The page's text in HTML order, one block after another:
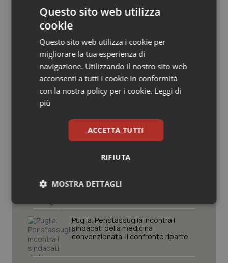
Salute orale & impianti
Sangue & coagulazione
Tiroide
Tumore al seno
Tumore ovarico
Tumori del Polmone & Testa Collo
Vaccini
Potrebbe interessarti in
Governo e Parlamento
al numero 1500 dal 22 giugno.
Proseguono monitoraggi e campagna
informativa
mascherine contraffatte in Procura.
Diffido Palazzo Chigi dal pagare 100
Puglia. Penstassuglia incontra i
sindacati della medicina
convenzionata. Il confronto riparte
Questo sito web utilizza
cookie
Questo sito web utilizza i cookie per
migliorare la tua esperienza di
navigazione. Utilizzando il nostro sito web
acconsenti a tutti i cookie in conformità
con la nostra policy per i cookie. Leggi di
più
ACCETTA TUTTI
RIFIUTA
MOSTRA DETTAGLI
Necessari Statistici Marketing